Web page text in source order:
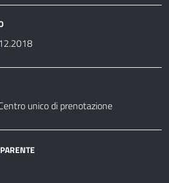
unico di prenotazione